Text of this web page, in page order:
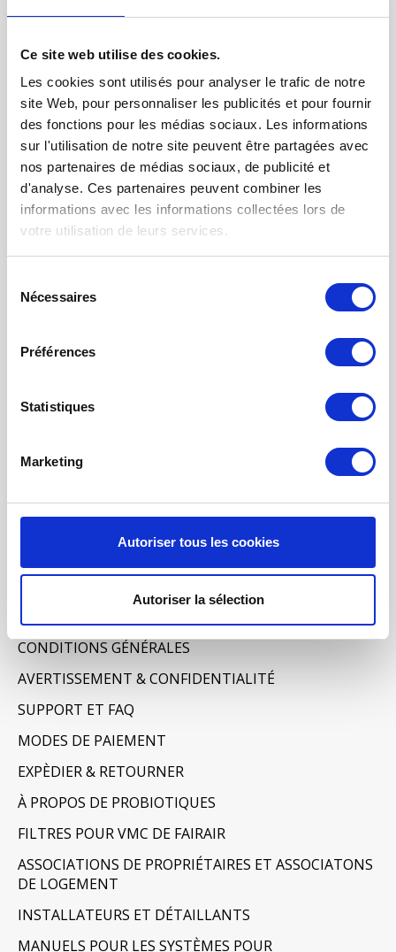
Ce site web utilise des cookies.
Les cookies sont utilisés pour analyser le trafic de notre
site Web, pour personnaliser les publicités et pour fournir
des fonctions pour les médias sociaux. Les informations
sur l'utilisation de notre site peuvent être partagées avec
nos partenaires de médias sociaux, de publicité et
d'analyse. Ces partenaires peuvent combiner les
informations avec les informations collectées lors de
votre utilisation de leurs services.
Nécessaires
Préférences
Statistiques
Marketing
Autoriser tous les cookies
Autoriser la sélection
Catégories
FILTRES VMC DOUBLE FLUX
FILTRE À AIR POUR CHAUFFAGE
TISSUS FILTRANTS ET MATS
FILTRES À POCHES
NETTOYAGE PROBIOTIQUE
MONITEUR DE QUALITÉ DE L’AIR INTÉRIEUR - UHOO
Mon compte
Mes commandes
CONDITIONS GÉNÉRALES
AVERTISSEMENT & CONFIDENTIALITÉ
SUPPORT ET FAQ
MODES DE PAIEMENT
EXPÈDIER & RETOURNER
À PROPOS DE PROBIOTIQUES
FILTRES POUR VMC DE FAIRAIR
ASSOCIATIONS DE PROPRIÉTAIRES ET ASSOCIATONS
DE LOGEMENT
INSTALLATEURS ET DÉTAILLANTS
MANUELS POUR LES SYSTÈMES POUR